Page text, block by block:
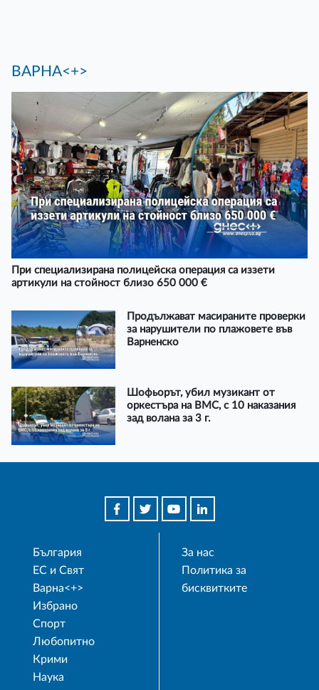
ВАРНА<+>
При специализирана полицейска операция са иззети
артикули на стойност близо 650 000 €
Продължават масираните проверки
за нарушители по плажовете във
Варненско
Шофьорът, убил музикант от
оркестъра на ВМС, с 10 наказания
зад волана за 3 г.
България
ЕС и Свят
Варна<+>
Избрано
Спорт
Любопитно
Крими
Наука
За нас
Политика за
бисквитките